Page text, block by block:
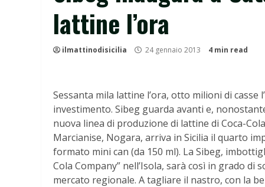
lattine l’ora
ilmattinodisicilia 24 gennaio 2013 4 min read
Sessanta mila lattine l’ora, otto milioni di
investimento. Sibeg guarda avanti e,
nuova linea di produzione di lattine di Coca-
Marcianise, Nogara, arriva in Sicilia il quarto
formato mini can (da 150 ml). La Sibeg,
Cola Company” nell’Isola, sarà così in grado di
mercato regionale. A tagliare il nastro, con la